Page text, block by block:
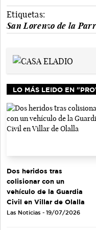
Etiquetas:
San Lorenzo de la
LO MÁS LEIDO EN
Dos heridos tras
colisionar con un
vehículo de la Guardia
Civil en Villar de Olalla
Las Noticias - 19/07/2026